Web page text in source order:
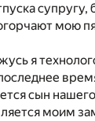
мою
я
сын
моим